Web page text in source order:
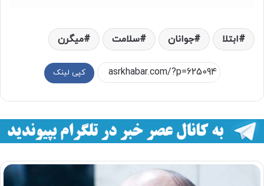
ابتلا جوانان سلامت ميگرن
کپی لینک